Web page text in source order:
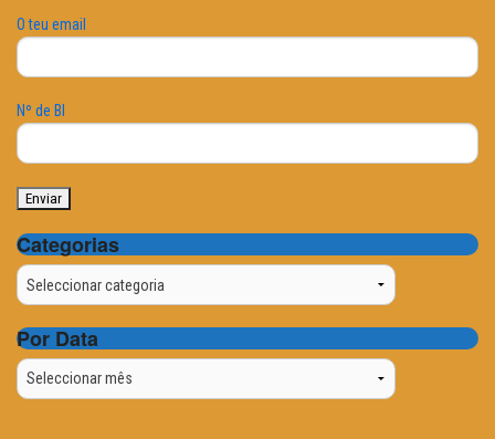
O teu email
Nº de BI
Categorias
Categorias
Por Data
Por
Data